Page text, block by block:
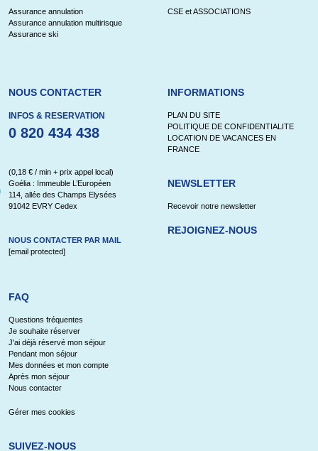
Assurance annulation
Assurance annulation multirisque
Assurance ski
CSE et ASSOCIATIONS
NOUS CONTACTER
INFOS & RESERVATION
0 820 434 438
(0,18 € / min + prix appel local)
Goélia : Immeuble L’Européen
114, allée des Champs Elysées
91042 EVRY Cedex
NOUS CONTACTER PAR MAIL
[email protected]
INFORMATIONS
PLAN DU SITE
POLITIQUE DE CONFIDENTIALITE
LOCATION DE VACANCES EN
FRANCE
NEWSLETTER
Recevoir notre newsletter
REJOIGNEZ-NOUS
FAQ
Questions fréquentes
Je souhaite réserver
J'ai déjà réservé mon séjour
Pendant mon séjour
Mes données et mon compte
Après mon séjour
Nous contacter
Gérer mes cookies
SUIVEZ-NOUS